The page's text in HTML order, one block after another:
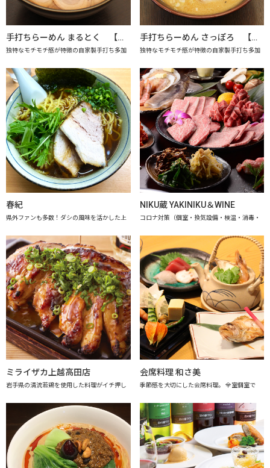
手打ちらーめん まるとく 【上越市地産地消推進の店認定店】
独特なモチモチ感が特徴の自家製手打ち多加
手打ちらーめん さっぽろ 【上越市地産地消推進の店認定店】
独特なモチモチ感が特徴の自家製手打ち多加
春紀
県外ファンも多数！ダシの風味を活かした上
NIKU蔵 YAKINIKU＆WINE
コロナ対策（個室・換気設備・検温・消毒・
ミライザカ上越高田店
岩手県の清流若鶏を使用した料理がイチ押し
会席料理 和さ美
季節感を大切にした会席料理。 全室個室で